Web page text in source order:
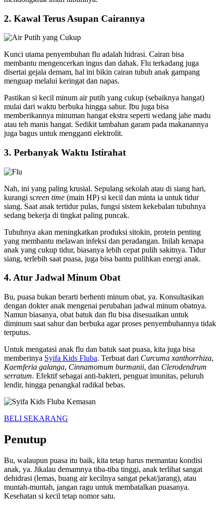
2. Kawal Terus Asupan Cairannya
Kunci utama penyembuhan flu adalah hidrasi. Cairan bisa
membantu mengencerkan ingus dan dahak. Flu terkadang juga
disertai gejala demam, hal ini bikin cairan tubuh anak gampang
menguap melalui keringat dan napas.
Pastikan si kecil minum air putih yang cukup (sebaiknya hangat)
mulai dari waktu berbuka hingga sahur. Ibu juga bisa
memberikannya minuman hangat ekstra seperti wedang jahe madu
atau teh manis hangat. Sedikit tambahan garam pada makanannya
juga bagus untuk mengganti elektrolit.
3. Perbanyak Waktu Istirahat
Nah, ini yang paling krusial. Sepulang sekolah atau di siang hari,
kurangi screen time (main HP) si kecil dan minta ia untuk tidur
siang. Saat anak tertidur pulas, fungsi sistem kekebalan tubuhnya
sedang bekerja di tingkat paling puncak.
Tubuhnya akan meningkatkan produksi sitokin, protein penting
yang membantu melawan infeksi dan peradangan. Inilah kenapa
anak yang cukup tidur, biasanya lebih cepat pulih sakitnya. Tidur
siang, terlebih saat puasa, juga bisa bantu pulihkan energi anak.
4. Atur Jadwal Minum Obat
Bu, puasa bukan berarti berhenti minum obat, ya. Konsultasikan
dengan dokter anak mengenai perubahan jadwal minum obatnya.
Namun biasanya, obat batuk dan flu bisa disesuaikan untuk
diminum saat sahur dan berbuka agar proses penyembuhannya tidak
terputus.
Untuk mengatasi anak flu dan batuk saat puasa, kita juga bisa
memberinya Syifa Kids Fluba. Terbuat dari Curcuma xanthorrhiza,
Kaemferia galanga, Cinnamomum burmanii, dan Clerodendrum
serratum. Efektif sebagai anti-bakteri, penguat imunitas, peluruh
lendir, hingga penangkal radikal bebas.
BELI SEKARANG
Penutup
Bu, walaupun puasa itu baik, kita tetap harus memantau kondisi
anak, ya. Jikalau demamnya tiba-tiba tinggi, anak terlihat sangat
dehidrasi (lemas, buang air kecilnya sangat pekat/jarang), atau
muntah-muntah, jangan ragu untuk membatalkan puasanya.
Kesehatan si kecil tetap nomor satu.